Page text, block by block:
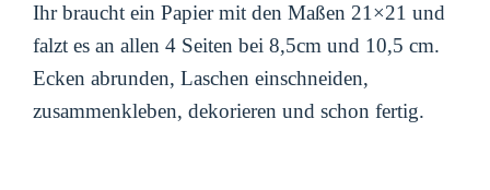
Ihr braucht ein Papier mit den Maßen 21×21 und
falzt es an allen 4 Seiten bei 8,5cm und 10,5 cm.
Ecken abrunden, Laschen einschneiden,
zusammenkleben, dekorieren und schon fertig.